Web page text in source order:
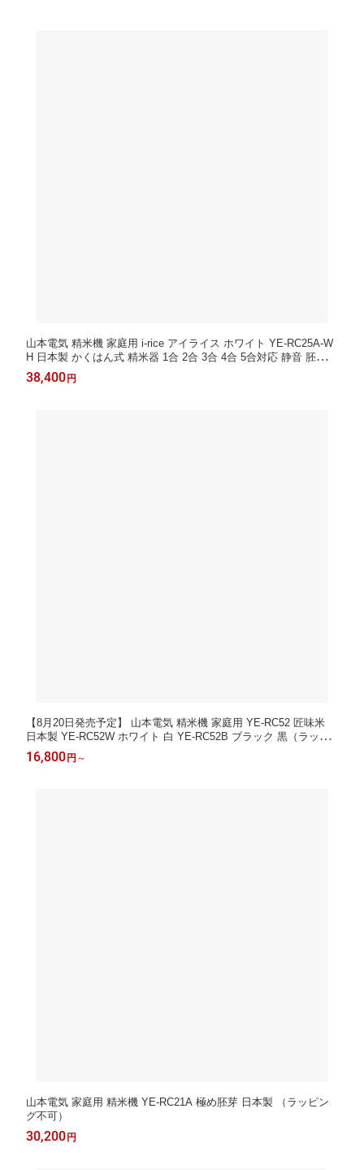
山本電気 精米機 家庭用 i-rice アイライス ホワイト YE-RC25A-W
H 日本製 かくはん式 精米器 1合 2合 3合 4合 5合対応 静音 胚芽米
無洗米 自宅用 セット（ラッピング不可）
38,400円
【8月20日発売予定】 山本電気 精米機 家庭用 YE-RC52 匠味米
日本製 YE-RC52W ホワイト 白 YE-RC52B ブラック 黒（ラッピ
ング不可）
16,800円 ～
山本電気 家庭用 精米機 YE-RC21A 極め胚芽 日本製 （ラッピン
グ不可）
30,200円